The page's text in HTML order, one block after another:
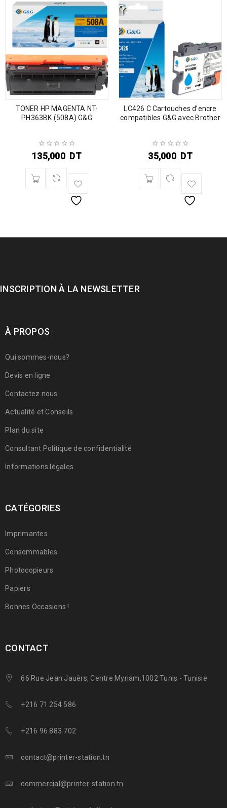
TONER HP MAGENTA NT-
PH363BK (508A) G&G
135,000 DT
LC426 C Cartouches d’encre
compatibles G&G avec Brother
35,000 DT
INSCRIPTION À LA NEWSLETTER
À PROPOS
Qui sommes-nous?
Devis en ligne
Contactez nous
Actualité et Conseils
Plan du site
Consultant Politique de confidentialité
Informations légales
CATÉGORIES
Imprimantes
Consommables
Photocopieurs
Papiers
Bonnes Occasions !
CONTACT
66 Rue Jean Jauèrs, Centre Myriam,1002 Tunis - Tunisie
+216 71 254 586
+216 96 883 702
contact@printer-station.tn
commercial@printer-station.tn